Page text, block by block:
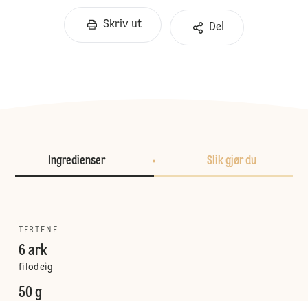
Skriv ut Del
Ingredienser Slik gjør du
TERTENE
6 ark
filodeig
50 g